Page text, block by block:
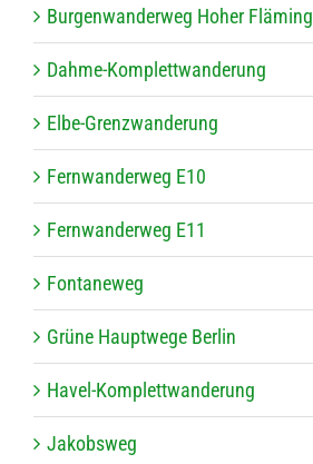
Bur­gen­wan­der­weg Hoher Fläming
Dahme-Kom­­p­let­t­­wan­­de­rung
Elbe-Gren­z­­wan­­de­rung
Fern­wan­der­weg E10
Fern­wan­der­weg E11
Fon­ta­ne­weg
Grüne Haupt­wege Berlin
Havel-Kom­­p­let­t­­wan­­de­rung
Jakobs­weg